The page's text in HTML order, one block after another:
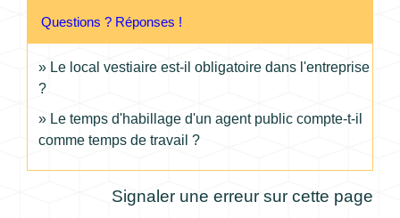
Questions ? Réponses !
Le local vestiaire est-il obligatoire dans l'entreprise
?
Le temps d'habillage d'un agent public compte-t-il
comme temps de travail ?
Signaler une erreur sur cette page